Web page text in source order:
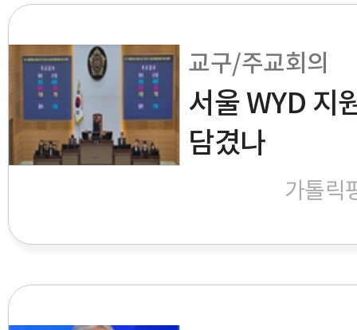
교구/주교회의
서울 WYD 지
담겼나
가톨릭